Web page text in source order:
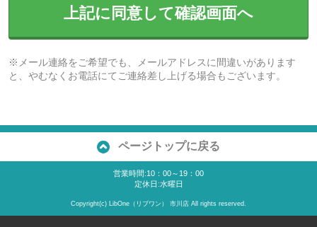
上記に同意して確認画面へ
※メール連絡をご希望でも、メールアドレスに間違いがあります
と、やむなくお電話にてご連絡差し上げる場合もございます。
ページトップに戻る
営業時間:10：00～19：00
定休日:水曜日
Copyright(c) LibOne（リブワン） 市川店 All rights reserved.